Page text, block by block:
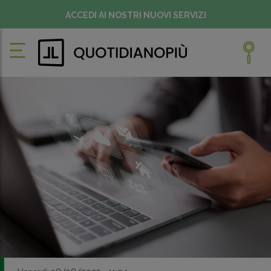
ACCEDI AI NOSTRI NUOVI SERVIZI